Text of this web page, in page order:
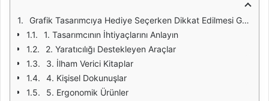
Grafik Tasarımcıya Hediye Seçerken Dikkat Edilmesi Gerekenler
1. Tasarımcının İhtiyaçlarını Anlayın
2. Yaratıcılığı Destekleyen Araçlar
3. İlham Verici Kitaplar
4. Kişisel Dokunuşlar
5. Ergonomik Ürünler